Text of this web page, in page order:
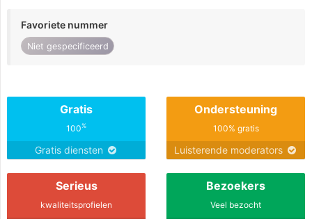
Favoriete nummer
Niet gespecificeerd
Gratis
100%
Gratis diensten
Ondersteuning
100% gratis
Luisterende moderators
Serieus
kwaliteitsprofielen
Bezoekers
Veel bezocht